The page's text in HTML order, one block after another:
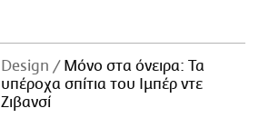
Design
Μόνο στα όνειρα: Τα
υπέροχα σπίτια του Ιμπέρ ντε
Ζιβανσί